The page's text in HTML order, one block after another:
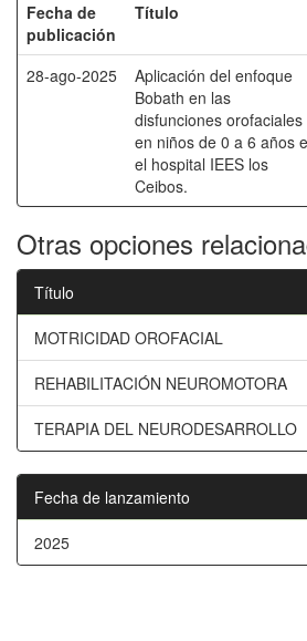
Fecha de
publicación
Título
28-ago-2025
Aplicación del enfoque
Bobath en las
disfunciones orofaciales
en niños de 0 a 6 años
el hospital IEES los
Ceibos.
Otras opciones
Título
MOTRICIDAD OROFACIAL
REHABILITACIÓN NEUROMOTORA
TERAPIA DEL NEURODESARROLLO
Fecha de lanzamiento
2025